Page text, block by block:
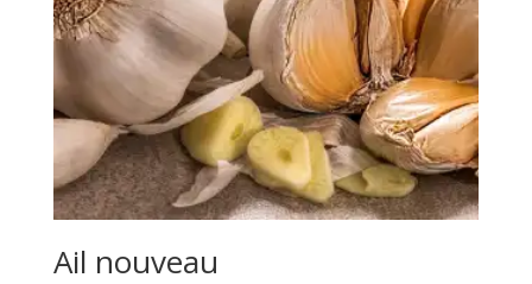
Ail nouveau